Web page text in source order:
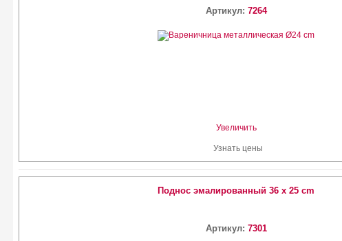
Артикул: 7264
Увеличить
Узнать цены
Поднос эмалированный 36 х 25 cm
Артикул: 7301